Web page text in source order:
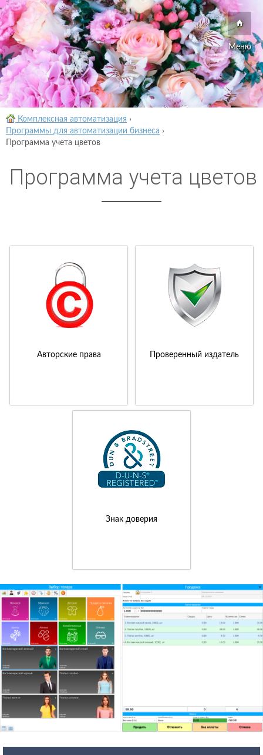
Меню
Комплексная автоматизация ›
Программы для автоматизации бизнеса ›
Программа учета цветов
Программа учета цветов
Авторские права Проверенный издатель
Знак доверия